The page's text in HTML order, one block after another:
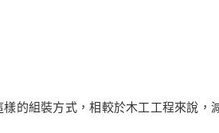
的組裝方式，相較於木工工程來說，